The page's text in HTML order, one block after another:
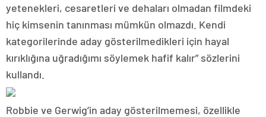
yetenekleri, cesaretleri ve dehaları olmadan filmdeki
hiç kimsenin tanınması mümkün olmazdı. Kendi
kategorilerinde aday gösterilmedikleri için hayal
kırıklığına uğradığımı söylemek hafif kalır” sözlerini
kullandı.
Robbie ve Gerwig’in aday gösterilmemesi, özellikle